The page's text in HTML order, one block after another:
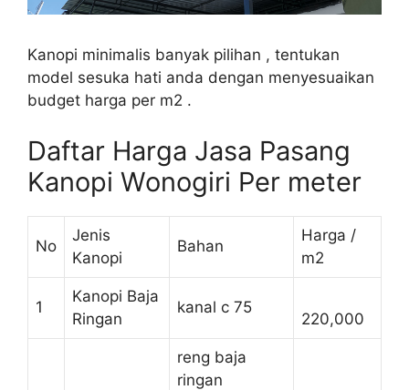
Kanopi minimalis banyak pilihan , tentukan
model sesuka hati anda dengan menyesuaikan
budget harga per m2 .
Daftar Harga Jasa Pasang
Kanopi Wonogiri Per meter
No
Jenis
Kanopi
Bahan
Harga /
m2
1
Kanopi Baja
Ringan
kanal c 75
220,000
reng baja
ringan